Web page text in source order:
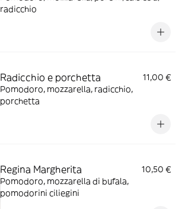
radicchio
Radicchio e porchetta
11,00 €
Pomodoro, mozzarella, radicchio,
porchetta
Regina Margherita
10,50 €
Pomodoro, mozzarella di bufala,
pomodorini ciliegini